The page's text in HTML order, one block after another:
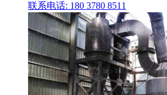
联系电话: 180 3780 8511